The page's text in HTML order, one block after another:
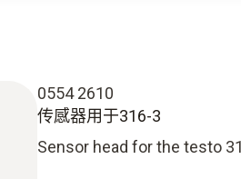
0554 2610
传感器用于316-3
Sensor head for the testo